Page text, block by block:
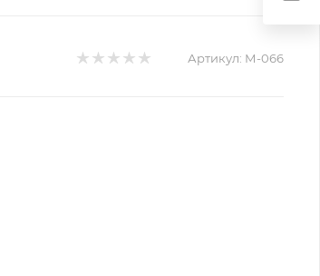
Артикул: М-066